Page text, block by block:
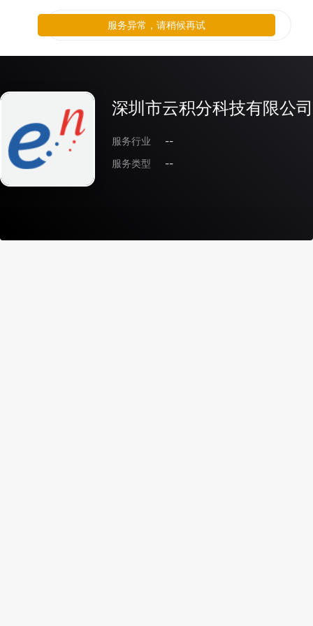
深圳市云积分科技有限公司
服务行业
--
服务类型
--
服务异常，请稍候再试